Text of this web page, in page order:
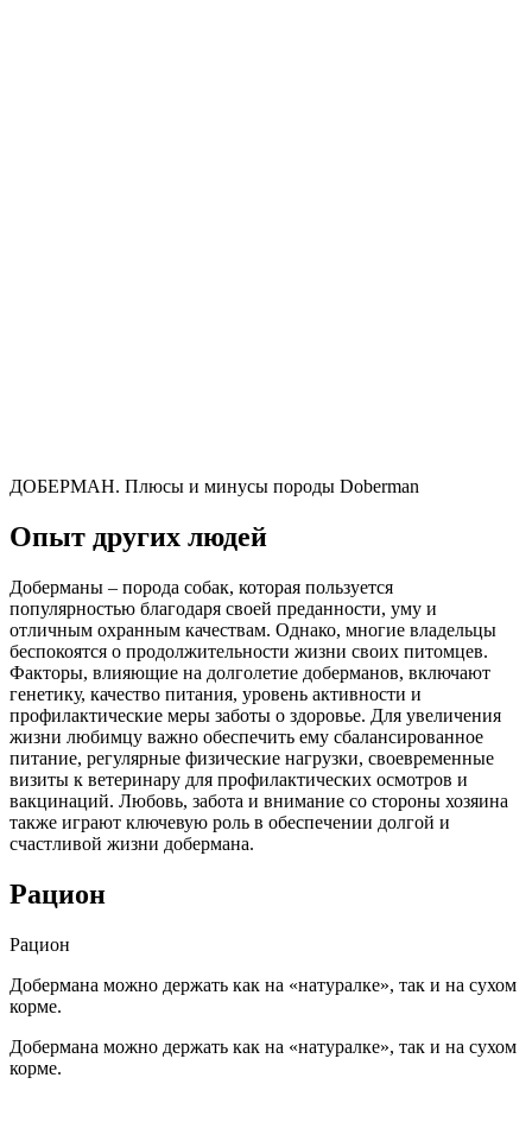
ДОБЕРМАН. Плюсы и минусы породы Doberman
Опыт других людей
Доберманы – порода собак, которая пользуется
популярностью благодаря своей преданности, уму и
отличным охранным качествам. Однако, многие владельцы
беспокоятся о продолжительности жизни своих питомцев.
Факторы, влияющие на долголетие доберманов, включают
генетику, качество питания, уровень активности и
профилактические меры заботы о здоровье. Для увеличения
жизни любимцу важно обеспечить ему сбалансированное
питание, регулярные физические нагрузки, своевременные
визиты к ветеринару для профилактических осмотров и
вакцинаций. Любовь, забота и внимание со стороны хозяина
также играют ключевую роль в обеспечении долгой и
счастливой жизни добермана.
Рацион
Рацион
Добермана можно держать как на «натуралке», так и на сухом
корме.
Добермана можно держать как на «натуралке», так и на сухом
корме.